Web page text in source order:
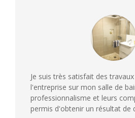
Je suis très satisfait des
l'entreprise sur mon salle de
professionnalisme et leurs
permis d'obtenir un résultat de